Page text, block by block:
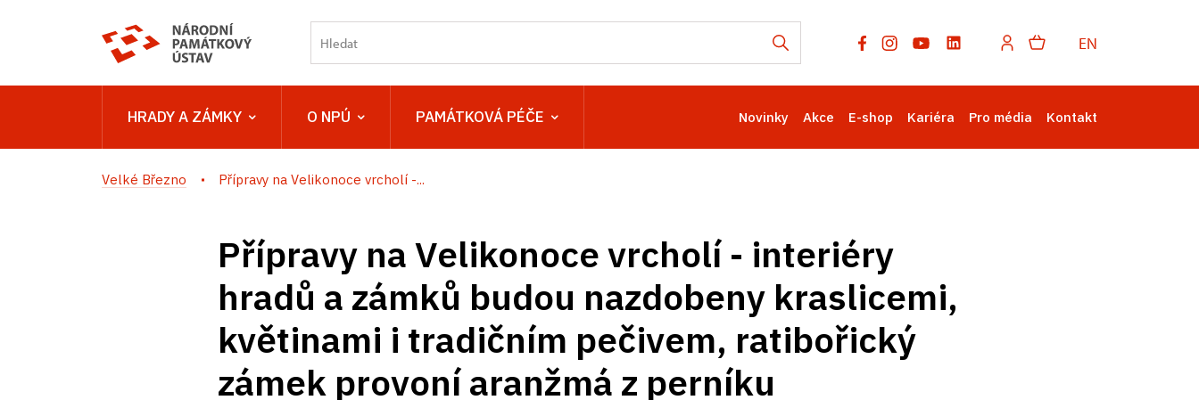
EN
HRADY A ZÁMKY O NPÚ PAMÁTKOVÁ PÉČE Novinky Akce E-shop Kariéra Pro média Kontakt
Velké Březno Přípravy na Velikonoce vrcholí -...
Přípravy na Velikonoce vrcholí - interiéry
hradů a zámků budou nazdobeny kraslicemi,
květinami i tradičním pečivem, ratibořický
zámek provoní aranžmá z perníku